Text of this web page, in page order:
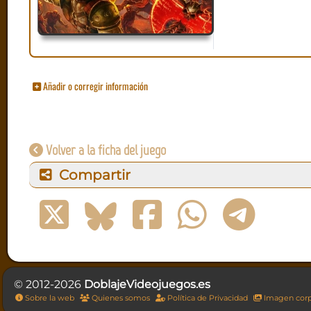
Añadir o corregir información
Volver a la ficha del juego
Compartir
© 2012-2026 DoblajeVideojuegos.es
Sobre la web Quienes somos Política de Privacidad Imagen